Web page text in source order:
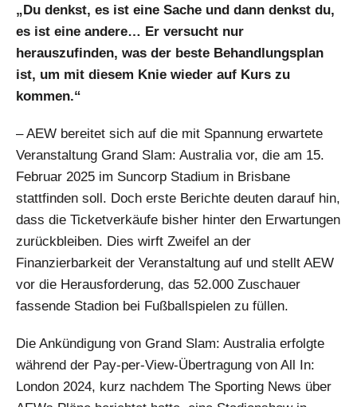
„Du denkst, es ist eine Sache und dann denkst du,
es ist eine andere… Er versucht nur
herauszufinden, was der beste Behandlungsplan
ist, um mit diesem Knie wieder auf Kurs zu
kommen.“
– AEW bereitet sich auf die mit Spannung erwartete
Veranstaltung Grand Slam: Australia vor, die am 15.
Februar 2025 im Suncorp Stadium in Brisbane
stattfinden soll. Doch erste Berichte deuten darauf hin,
dass die Ticketverkäufe bisher hinter den Erwartungen
zurückbleiben. Dies wirft Zweifel an der
Finanzierbarkeit der Veranstaltung auf und stellt AEW
vor die Herausforderung, das 52.000 Zuschauer
fassende Stadion bei Fußballspielen zu füllen.
Die Ankündigung von Grand Slam: Australia erfolgte
während der Pay-per-View-Übertragung von All In:
London 2024, kurz nachdem The Sporting News über